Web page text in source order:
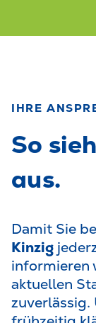
IHRE
So
aus.
Damit Sie
Kinzig
informieren
aktuellen
zuverlässig.